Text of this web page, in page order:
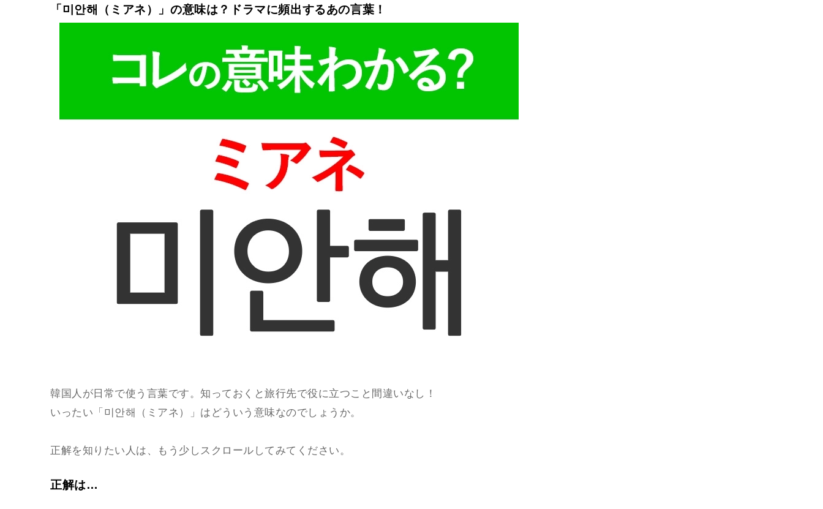
「미안해（ミアネ）」の意味は？ドラマに頻出するあの言葉！
韓国人が日常で使う言葉です。知っておくと旅行先で役に立つこと間違いなし！
いったい「미안해（ミアネ）」はどういう意味なのでしょうか。
正解を知りたい人は、もう少しスクロールしてみてください。
正解は…